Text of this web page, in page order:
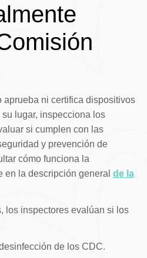
aprueba ni certifica dispositivos
lugar, inspecciona los
si cumplen con las
y prevención de
cómo funciona la
en la descripción general de la
los inspectores evalúan si los
de los CDC.